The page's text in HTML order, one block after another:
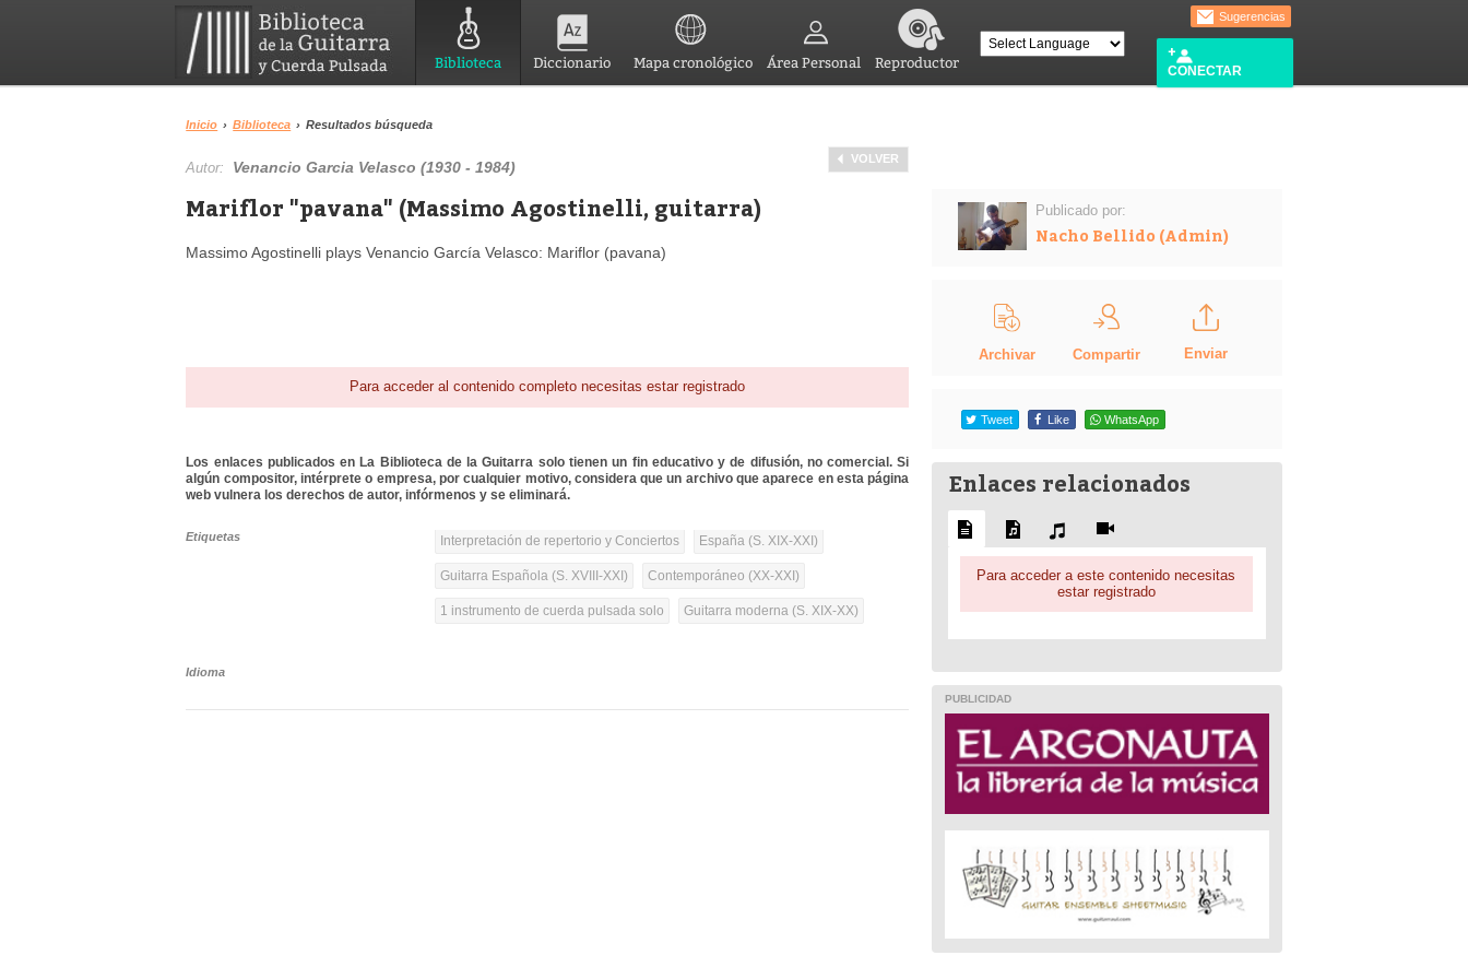
Biblioteca Diccionario Mapa cronológico Área Personal Reproductor
Sugerencias
CONECTAR
Inicio › Biblioteca › Resultados búsqueda
VOLVER
Autor: Venancio Garcia Velasco (1930 - 1984)
Mariflor "pavana" (Massimo Agostinelli, guitarra)
Massimo Agostinelli plays Venancio García Velasco: Mariflor (pavana)
Para acceder al contenido completo necesitas estar registrado
Los enlaces publicados en La Biblioteca de la Guitarra solo tienen un fin educativo y de difusión, no comercial. Si
algún compositor, intérprete o empresa, por cualquier motivo, considera que un archivo que aparece en esta página
web vulnera los derechos de autor, infórmenos y se eliminará.
Etiquetas Interpretación de repertorio y Conciertos España (S. XIX-XXI)
Guitarra Española (S. XVIII-XXI) Contemporáneo (XX-XXI)
1 instrumento de cuerda pulsada solo Guitarra moderna (S. XIX-XX)
Idioma
Publicado por:
Nacho Bellido (Admin)
Archivar Compartir Enviar
Tweet Like WhatsApp
Enlaces relacionados
Para acceder a este contenido necesitas
estar registrado
PUBLICIDAD